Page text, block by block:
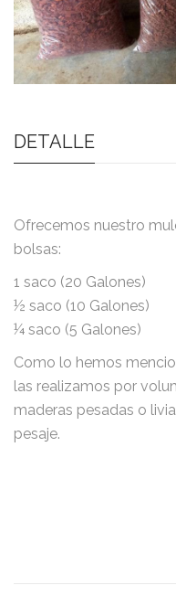
DETALLE
Ofrecemos nuestro
bolsas:
1 saco (20 Galones)
½ saco (10 Galones)
¼ saco (5 Galones)
Como lo hemos
las realizamos por
maderas pesadas o
pesaje.